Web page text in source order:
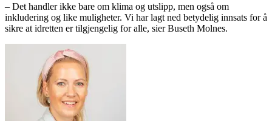
– Det handler ikke bare om klima og utslipp, men også om
inkludering og like muligheter. Vi har lagt ned betydelig innsats for å
sikre at idretten er tilgjengelig for alle, sier Buseth Molnes.